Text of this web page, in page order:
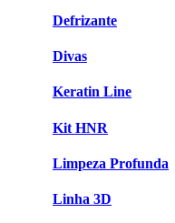
Defrizante
Divas
Keratin Line
Kit HNR
Limpeza Profunda
Linha 3D